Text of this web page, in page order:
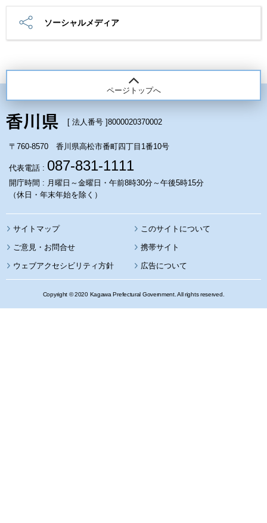
ソーシャルメディア
ページトップへ
[ 法人番号 ]8000020370002
〒760-8570 香川県高松市番町四丁目1番10号
代表電話 : 087-831-1111
開庁時間 : 月曜日～金曜日・午前8時30分～午後5時15分
（休日・年末年始を除く）
サイトマップ このサイトについて
携帯サイト
ウェブアクセシビリティ方針 広告について
Copyright © 2020 Kagawa Prefectural Government. All rights reserved.